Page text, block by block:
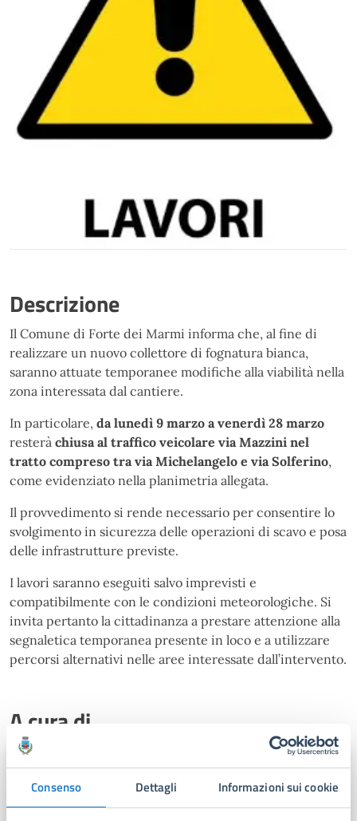
Consenso Dettagli Informazioni sui cookie
Descrizione
Il Comune di Forte dei Marmi informa che, al fine di
realizzare un nuovo collettore di fognatura bianca,
saranno attuate temporanee modifiche alla viabilità nella
zona interessata dal cantiere.
In particolare, da lunedì 9 marzo a venerdì 28 marzo
resterà chiusa al traffico veicolare via Mazzini nel
tratto compreso tra via Michelangelo e via Solferino,
come evidenziato nella planimetria allegata.
Il provvedimento si rende necessario per consentire lo
svolgimento in sicurezza delle operazioni di scavo e posa
delle infrastrutture previste.
I lavori saranno eseguiti salvo imprevisti e
compatibilmente con le condizioni meteorologiche. Si
invita pertanto la cittadinanza a prestare attenzione alla
segnaletica temporanea presente in loco e a utilizzare
percorsi alternativi nelle aree interessate dall’intervento.
A cura di
Segreteria del Sindaco - Ufficio
Stampa